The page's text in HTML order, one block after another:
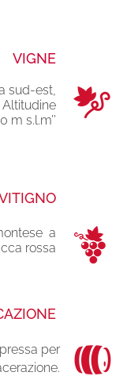
VIGNE
sud-est,
m s.l.m’’
a
rossa
per